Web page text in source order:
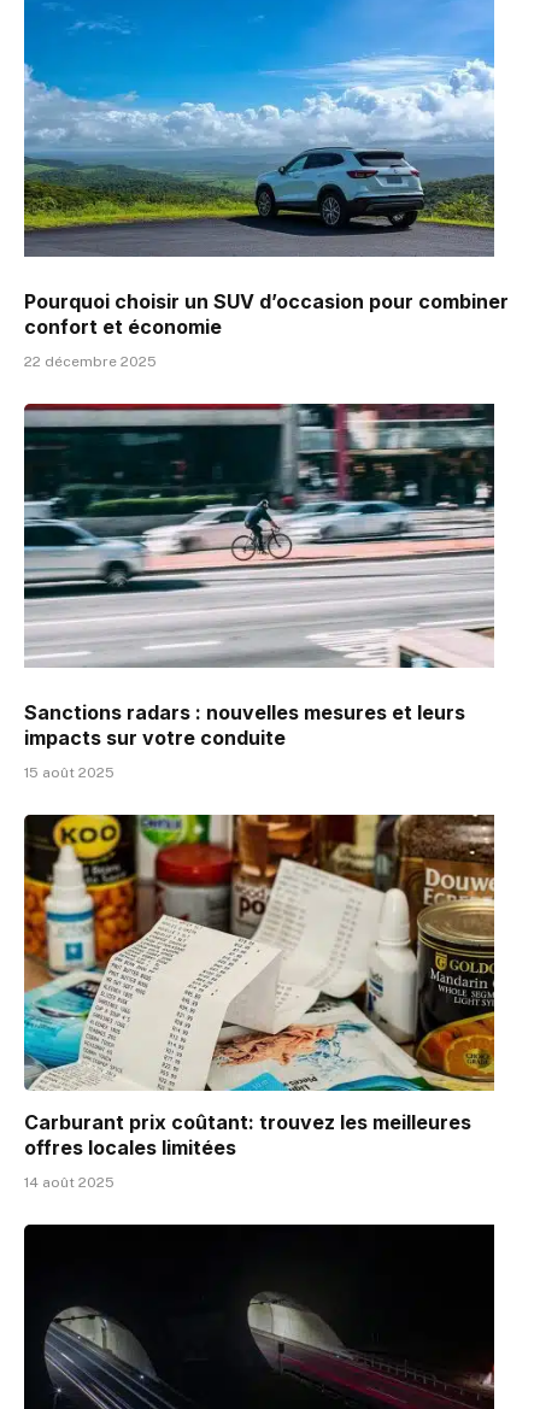
Pourquoi choisir un SUV d’occasion pour combiner
confort et économie
22 décembre 2025
Sanctions radars : nouvelles mesures et leurs
impacts sur votre conduite
15 août 2025
Carburant prix coûtant: trouvez les meilleures
offres locales limitées
14 août 2025